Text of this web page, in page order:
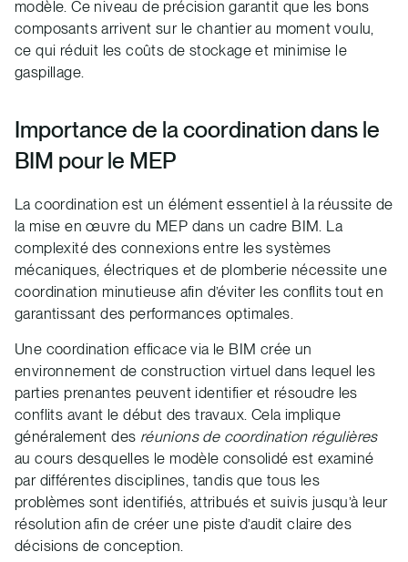
modèle. Ce niveau de précision garantit que les bons
composants arrivent sur le chantier au moment voulu,
ce qui réduit les coûts de stockage et minimise le
gaspillage.
Importance de la coordination dans le
BIM pour le MEP
La coordination est un élément essentiel à la réussite de
la mise en œuvre du MEP dans un cadre BIM. La
complexité des connexions entre les systèmes
mécaniques, électriques et de plomberie nécessite une
coordination minutieuse afin d’éviter les conflits tout en
garantissant des performances optimales.
Une coordination efficace via le BIM crée un
environnement de construction virtuel dans lequel les
parties prenantes peuvent identifier et résoudre les
conflits avant le début des travaux. Cela implique
généralement des réunions de coordination régulières
au cours desquelles le modèle consolidé est examiné
par différentes disciplines, tandis que tous les
problèmes sont identifiés, attribués et suivis jusqu’à leur
résolution afin de créer une piste d’audit claire des
décisions de conception.